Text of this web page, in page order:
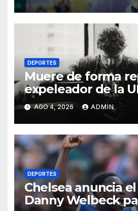
DEPORTES
Muere de forma
expeleador de la
investigan las
AGO 4, 2026 ADMIN
DEPORTES
Chelsea anuncia
Danny Welbeck